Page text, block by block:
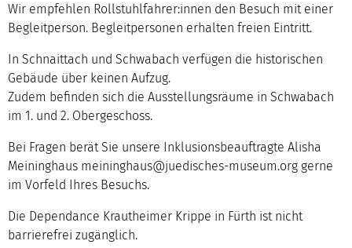
Wir empfehlen Rollstuhlfahrer:innen den Besuch mit einer
Begleitperson. Begleitpersonen erhalten freien Eintritt.
In Schnaittach und Schwabach verfügen die historischen
Gebäude über keinen Aufzug.
Zudem befinden sich die Ausstellungsräume in Schwabach
im 1. und 2. Obergeschoss.
Bei Fragen berät Sie unsere Inklusionsbeauftragte Alisha
Meininghaus meininghaus@juedisches-museum.org gerne
im Vorfeld Ihres Besuchs.
Die Dependance Krautheimer Krippe in Fürth ist nicht
barrierefrei zugänglich.